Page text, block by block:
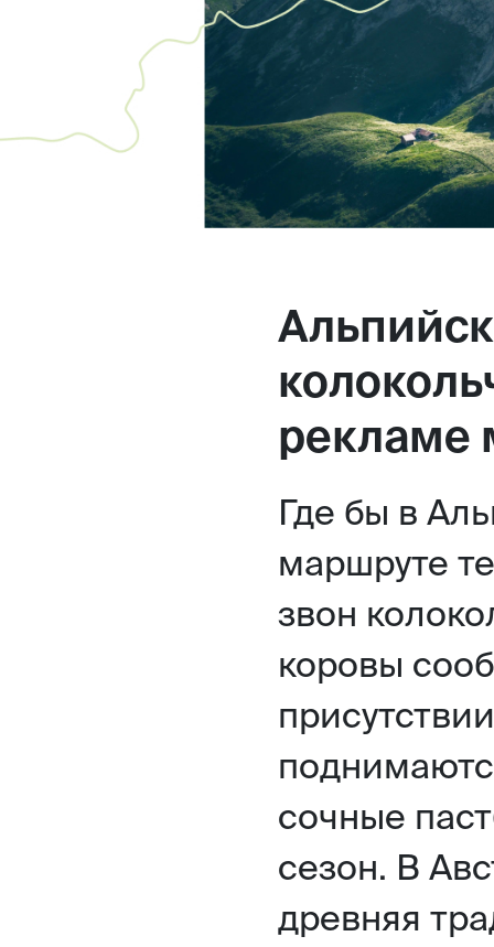
рекламе
Где бы в
маршруте
звон
коровы
сочные
сезон. В
древняя